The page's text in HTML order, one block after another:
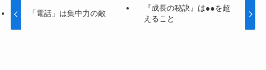
「電話」は集中力の敵
『成長の秘訣』は●●を超
えること